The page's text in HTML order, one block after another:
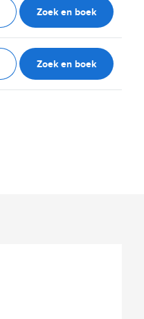
Zoek en boek
Zoek en boek